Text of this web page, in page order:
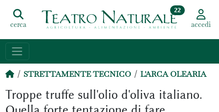
cerca
22
accedi
STRETTAMENTE TECNICO L'ARCA OLEARIA
Troppe truffe sull'olio d'oliva italiano.